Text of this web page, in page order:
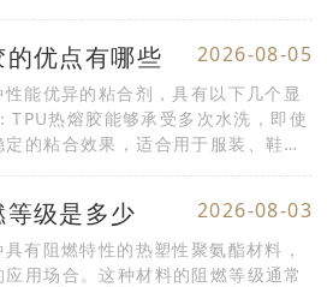
优点有哪些 2026-08-05
能优异的粘合剂，具有以下几个显
TPU热熔胶能够承受多次水洗，即使
的粘合效果，适合用于服装、鞋类
级是多少 2026-08-03
有阻燃特性的热塑性聚氨酯材料，
用场合。这种材料的阻燃等级通常